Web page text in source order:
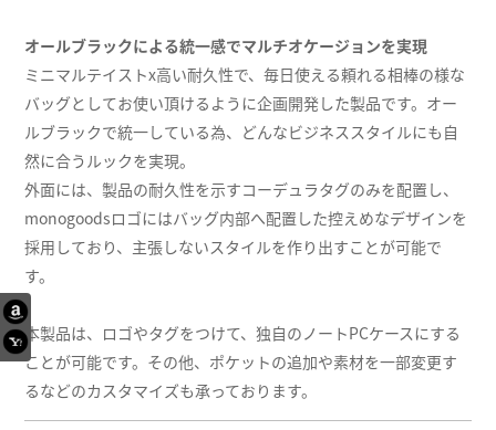
オールブラックによる統一感でマルチオケージョンを実現
ミニマルテイストx高い耐久性で、毎日使える頼れる相棒の様な
バッグとしてお使い頂けるように企画開発した製品です。オー
ルブラックで統一している為、どんなビジネススタイルにも自
然に合うルックを実現。
外面には、製品の耐久性を示すコーデュラタグのみを配置し、
monogoodsロゴにはバッグ内部へ配置した控えめなデザインを
採用しており、主張しないスタイルを作り出すことが可能で
す。
本製品は、ロゴやタグをつけて、独自のノートPCケースにする
ことが可能です。その他、ポケットの追加や素材を一部変更す
るなどのカスタマイズも承っております。